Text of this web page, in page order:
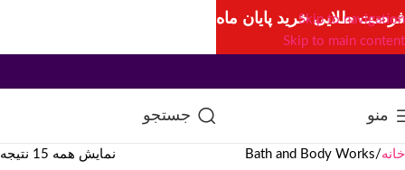
Skip to navigation
Skip to main content
منو جستجو
خانه Bath and Body Works نمایش همه 15 نتیجه
فرصت طلایی خرید پایان ماه